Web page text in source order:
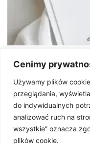
Cenimy
Używamy plików
przeglądania,
do indywidualnych
analizować ruch na
wszystkie” oznacza
plików cookie.
Wszelkie prawa